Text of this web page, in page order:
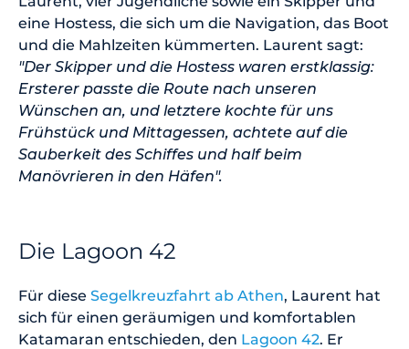
eine Hostess, die sich um die Navigation, das Boot
und die Mahlzeiten kümmerten. Laurent sagt:
"Der Skipper und die Hostess waren erstklassig:
Ersterer passte die Route nach unseren
Wünschen an, und letztere kochte für uns
Frühstück und Mittagessen, achtete auf die
Sauberkeit des Schiffes und half beim
Manövrieren in den Häfen".
Die Lagoon 42
Für diese Segelkreuzfahrt ab Athen, Laurent hat
sich für einen geräumigen und komfortablen
Katamaran entschieden, den Lagoon 42. Er